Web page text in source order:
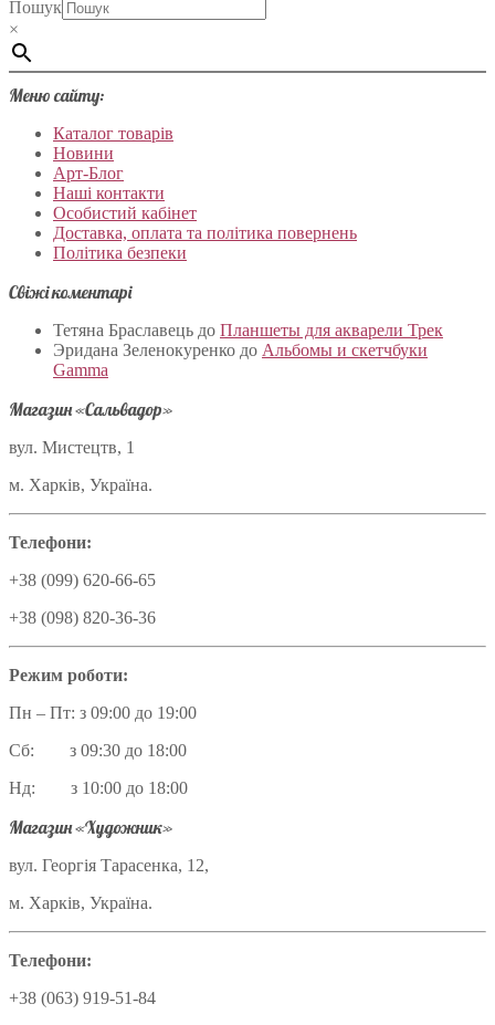
Пошук
×
Меню сайту:
Каталог товарів
Новини
Арт-Блог
Наші контакти
Особистий кабінет
Доставка, оплата та політика повернень
Політика безпеки
Свіжі коментарі
Тетяна Браславець до Планшеты для акварели Трек
Эридана Зеленокуренко до Альбомы и скетчбуки
Gamma
Магазин «Сальвадор»
вул. Мистецтв, 1
м. Харків, Україна.
Телефони:
+38 (099) 620-66-65
+38 (098) 820-36-36
Режим роботи:
Пн – Пт: з 09:00 до 19:00
Сб: з 09:30 до 18:00
Нд: з 10:00 до 18:00
Магазин «Художник»
вул. Георгія Тарасенка, 12,
м. Харків, Україна.
Телефони:
+38 (063) 919-51-84